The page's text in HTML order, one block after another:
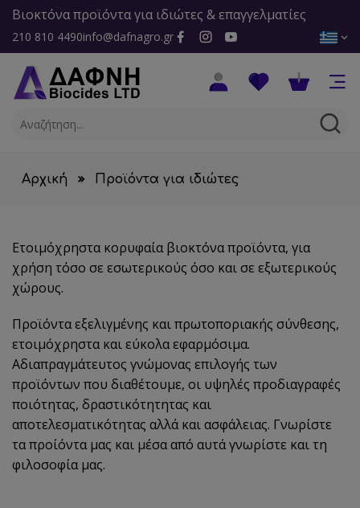
Βιοκτόνα προϊόντα για ιδιώτες & επαγγελματίες
210 810 4490info@dafnagro.gr
Αρχική Προϊόντα για ιδιώτες
Ετοιμόχρηστα κορυφαία βιοκτόνα προϊόντα, για
χρήση τόσο σε εσωτερικούς όσο και σε εξωτερικούς
χώρους.
Προϊόντα εξελιγμένης και πρωτοποριακής σύνθεσης,
ετοιμόχρηστα και εύκολα εφαρμόσιμα.
Αδιαπραγμάτευτος γνώμονας επιλογής των
προϊόντων που διαθέτουμε, οι υψηλές προδιαγραφές
ποιότητας, δραστικότητητας και
αποτελεσματικότητας αλλά και ασφάλειας. Γνωρίστε
τα προίόντα μας και μέσα από αυτά γνωρίστε και τη
φιλοσοφία μας.